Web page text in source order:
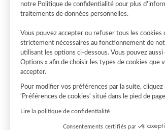
notre Politique de confidentialité pour plus
traitements de données personnelles.
Vous pouvez accepter ou refuser tous les cookies
strictement nécessaires au fonctionnement de
utilisant les options ci-dessous. Vous pouvez aussi
Options » afin de choisir les types de cookies que
accepter.
Pour modifier vos préférences par la suite, cliquez
'Préférences de cookies' situé dans le pied de
Lire la politique de confidentialité
Consentements certifiés par
Oops !
plus
Pour